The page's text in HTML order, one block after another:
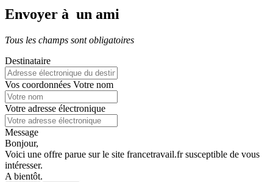
Envoyer à un ami
Tous les champs sont obligatoires
Destinataire
Vos coordonnées Votre nom
Votre adresse électronique
Message
Bonjour,
Voici une offre parue sur le site francetravail.fr susceptible de vous
intéresser.
A bientôt.